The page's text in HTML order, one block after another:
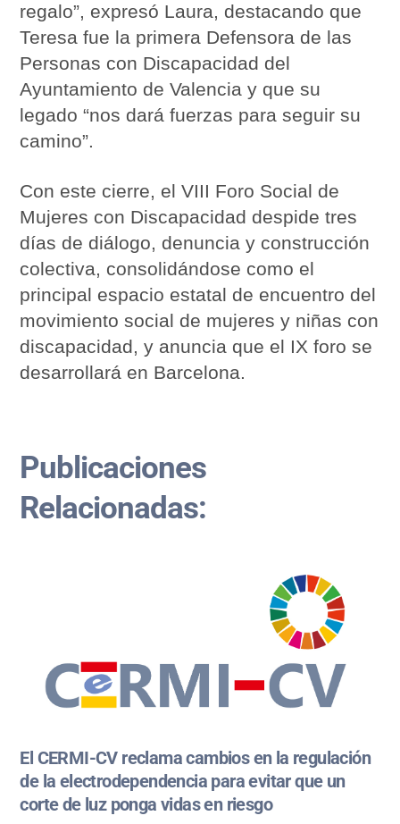
regalo”, expresó Laura, destacando que
Teresa fue la primera Defensora de las
Personas con Discapacidad del
Ayuntamiento de Valencia y que su
legado “nos dará fuerzas para seguir su
camino”.
Con este cierre, el VIII Foro Social de
Mujeres con Discapacidad despide tres
días de diálogo, denuncia y construcción
colectiva, consolidándose como el
principal espacio estatal de encuentro del
movimiento social de mujeres y niñas con
discapacidad, y anuncia que el IX foro se
desarrollará en Barcelona.
Publicaciones
Relacionadas:
El CERMI-CV reclama cambios en la regulación
de la electrodependencia para evitar que un
corte de luz ponga vidas en riesgo